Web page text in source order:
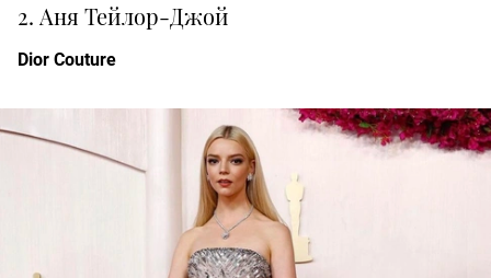
2. Аня Тейлор-Джой
Dior Couture